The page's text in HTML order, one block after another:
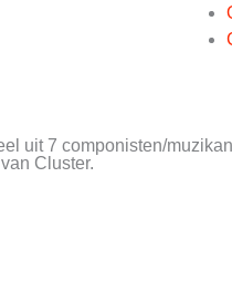
uit 7 componisten/
Cluster.